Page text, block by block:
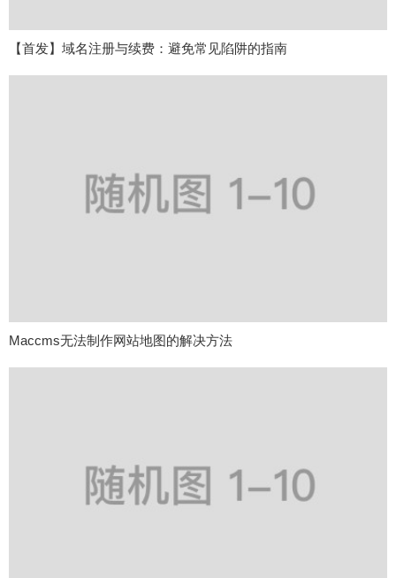
【首发】域名注册与续费：避免常见陷阱的指南
Maccms无法制作网站地图的解决方法